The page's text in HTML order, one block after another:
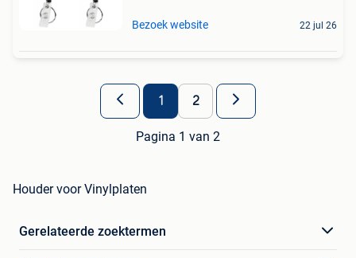
Bezoek website 22 jul 26
1 2
Pagina 1 van 2
Houder voor Vinylplaten
Gerelateerde zoektermen